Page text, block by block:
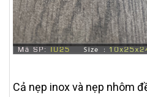
Cả nẹp inox và nẹp nhôm